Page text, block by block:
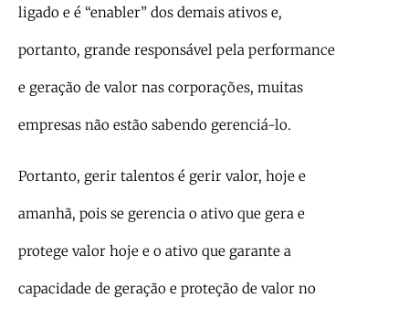
ligado e é “enabler” dos demais ativos e,
portanto, grande responsável pela performance
e geração de valor nas corporações, muitas
empresas não estão sabendo gerenciá-lo.
Portanto, gerir talentos é gerir valor, hoje e
amanhã, pois se gerencia o ativo que gera e
protege valor hoje e o ativo que garante a
capacidade de geração e proteção de valor no